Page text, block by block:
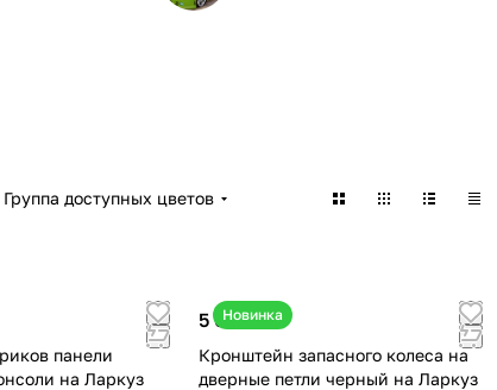
Группа доступных цветов
панели
приборов и консоли на Ларкуз
Новинка
5 050 ₽
Кронштейн запасного колеса на
дверные петли черный на Ларкуз